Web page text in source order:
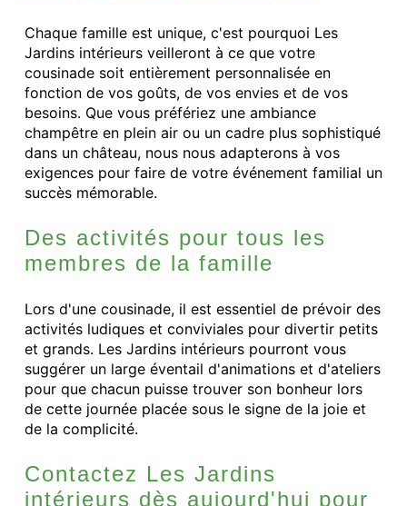
Chaque famille est unique, c'est pourquoi Les
Jardins intérieurs veilleront à ce que votre
cousinade soit entièrement personnalisée en
fonction de vos goûts, de vos envies et de vos
besoins. Que vous préfériez une ambiance
champêtre en plein air ou un cadre plus sophistiqué
dans un château, nous nous adapterons à vos
exigences pour faire de votre événement familial un
succès mémorable.
Des activités pour tous les
membres de la famille
Lors d'une cousinade, il est essentiel de prévoir des
activités ludiques et conviviales pour divertir petits
et grands. Les Jardins intérieurs pourront vous
suggérer un large éventail d'animations et d'ateliers
pour que chacun puisse trouver son bonheur lors
de cette journée placée sous le signe de la joie et
de la complicité.
Contactez Les Jardins
intérieurs dès aujourd'hui pour